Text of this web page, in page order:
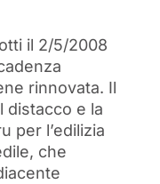
il 2/5/2008
rinnovata. Il
distacco e la
per l’edilizia
che